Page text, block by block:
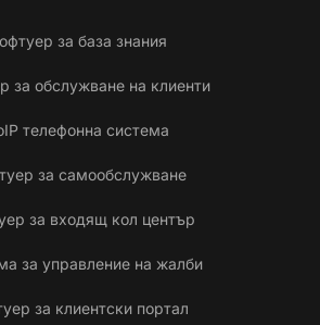
за база знания
за обслужване на клиенти
телефонна система
за самообслужване
за входящ кол център
за управление на жалби
за клиентски портал